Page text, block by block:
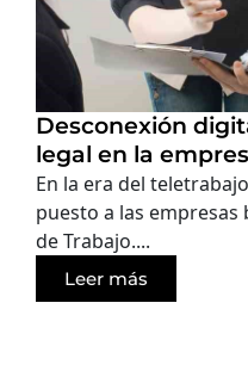
Desconexión
legal en la
En la era del
puesto a las empresas
de Trabajo....
Leer más